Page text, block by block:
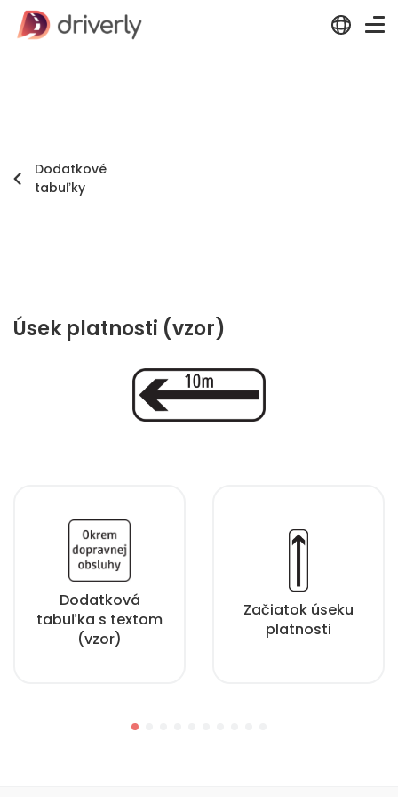
Dodatkové
tabuľky
Úsek platnosti (vzor)
Dodatková
tabuľka s textom
(vzor)
Začiatok úseku
platnosti